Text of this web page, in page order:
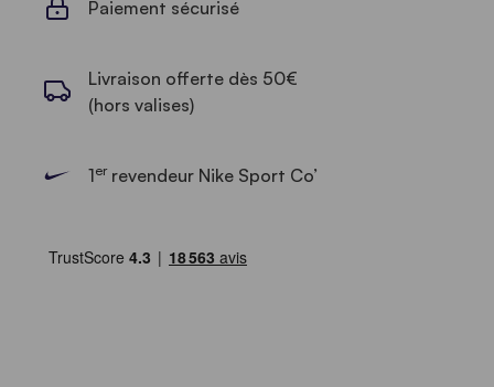
Paiement sécurisé
Livraison offerte dès 50€
(hors valises)
1errevendeur Nike Sport Co’